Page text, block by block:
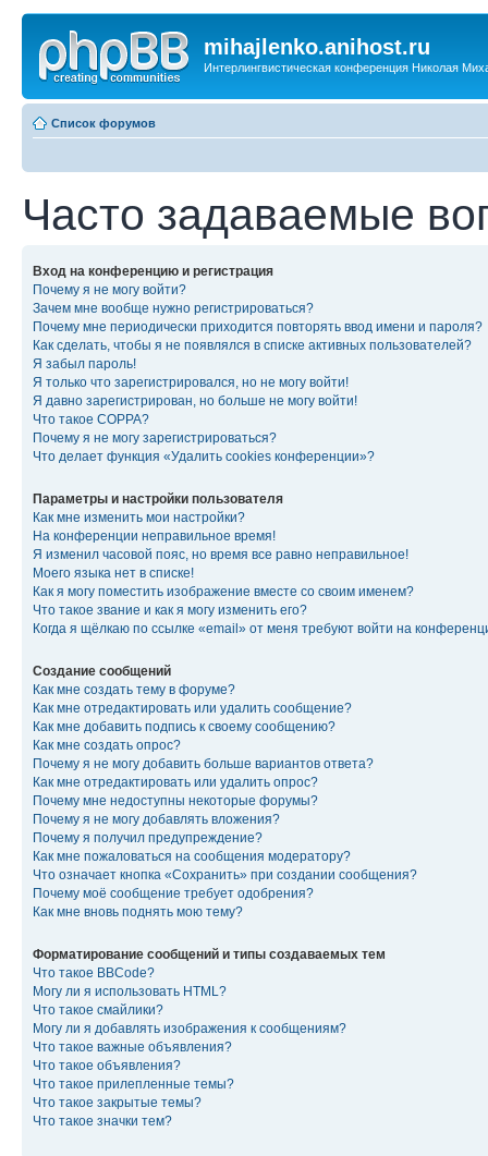
mihajlenko.anihost.ru
Интерлингвистическая конференция Николая
Список форумов
Часто задаваемые
Вход на конференцию и регистрация
Почему я не могу войти?
Зачем мне вообще нужно регистрироваться?
Почему мне периодически приходится повторять ввод имени и пароля?
Как сделать, чтобы я не появлялся в списке активных пользователей?
Я забыл пароль!
Я только что зарегистрировался, но не могу войти!
Я давно зарегистрирован, но больше не могу войти!
Что такое COPPA?
Почему я не могу зарегистрироваться?
Что делает функция «Удалить cookies конференции»?
Параметры и настройки пользователя
Как мне изменить мои настройки?
На конференции неправильное время!
Я изменил часовой пояс, но время все равно неправильное!
Моего языка нет в списке!
Как я могу поместить изображение вместе со своим именем?
Что такое звание и как я могу изменить его?
Когда я щёлкаю по ссылке «email» от меня требуют войти на
Создание сообщений
Как мне создать тему в форуме?
Как мне отредактировать или удалить сообщение?
Как мне добавить подпись к своему сообщению?
Как мне создать опрос?
Почему я не могу добавить больше вариантов ответа?
Как мне отредактировать или удалить опрос?
Почему мне недоступны некоторые форумы?
Почему я не могу добавлять вложения?
Почему я получил предупреждение?
Как мне пожаловаться на сообщения модератору?
Что означает кнопка «Сохранить» при создании сообщения?
Почему моё сообщение требует одобрения?
Как мне вновь поднять мою тему?
Форматирование сообщений и типы создаваемых тем
Что такое BBCode?
Могу ли я использовать HTML?
Что такое смайлики?
Могу ли я добавлять изображения к сообщениям?
Что такое важные объявления?
Что такое объявления?
Что такое прилепленные темы?
Что такое закрытые темы?
Что такое значки тем?